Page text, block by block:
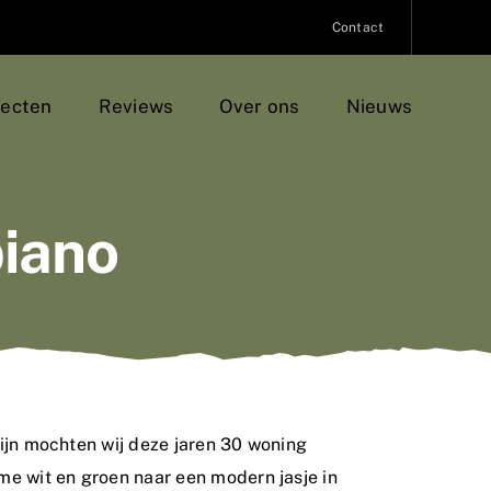
Contact
Reviews Over ons Nieuws
mochten wij deze jaren 30 woning
wit en groen naar een modern jasje in